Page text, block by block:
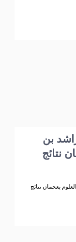
بن
نتائج
بعجمان نتائج